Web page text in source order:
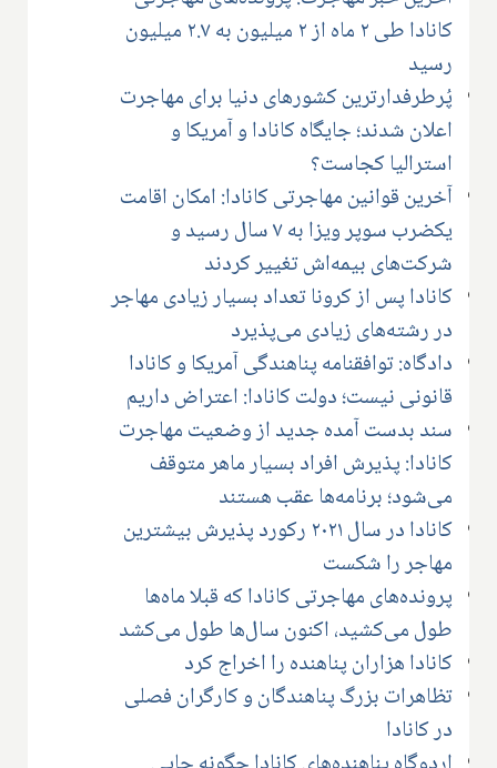
کانادا طی ۲ ماه از ۲ میلیون به ۲.۷ میلیون
رسید
پُرطرفدارترین کشورهای دنیا برای مهاجرت
اعلان شدند؛ جایگاه کانادا و آمریکا و
استرالیا کجاست؟
آخرین قوانین مهاجرتی کانادا: امکان اقامت
یکضرب سوپر ویزا به ۷ سال رسید و
شرکت‌های بیمه‌اش تغییر کردند
کانادا پس از کرونا تعداد بسیار زیادی مهاجر
در رشته‌های زیادی می‌پذیرد
دادگاه: توافقنامه پناهندگی آمریکا و کانادا
قانونی نیست؛ دولت کانادا: اعتراض داریم
سند بدست آمده جدید از وضعیت مهاجرت
کانادا: پذیرش افراد بسیار ماهر متوقف
می‌شود؛ برنامه‌ها عقب هستند
کانادا در سال ۲۰۲۱ رکورد پذیرش بیشترین
مهاجر را شکست
پرونده‌های مهاجرتی کانادا که قبلا ماه‌ها
طول می‌کشید، اکنون سال‌ها طول می‌کشد
کانادا هزاران پناهنده را اخراج کرد
تظاهرات بزرگ پناهندگان و کارگران فصلی
در کانادا